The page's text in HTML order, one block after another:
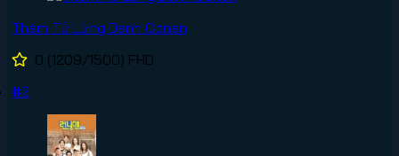
Thám Tử Lừng Danh Conan
0 (1209/1500) FHD
#2